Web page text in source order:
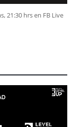
21:30 hrs en FB Live